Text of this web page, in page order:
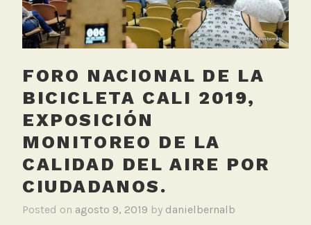
t
e
i
c
l
t
a
,
C
a
n
A
i
r
FORO NACIONAL DE LA
BICICLETA CALI 2019,
EXPOSICIÓN
MONITOREO DE LA
CALIDAD DEL AIRE POR
CIUDADANOS.
Posted on agosto 9, 2019 by danielbernalb